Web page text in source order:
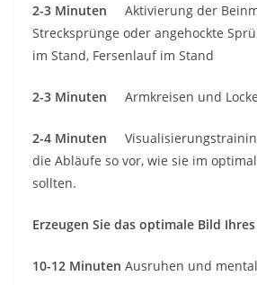
2-3 Minuten Aktivierung der
Strecksprünge oder angehockte
im Stand, Fersenlauf im Stand
2-3 Minuten Armkreisen und
2-4 Minuten
die Abläufe so vor, wie sie im
sollten.
Erzeugen Sie das optimale Bild
10-12 Minuten Ausruhen und